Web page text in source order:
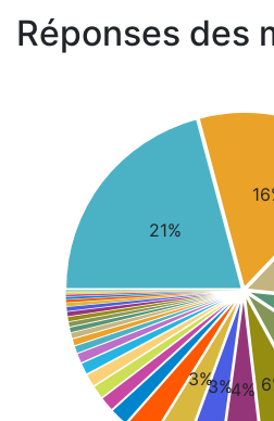
Réponses des
21%
4%
3%
3%